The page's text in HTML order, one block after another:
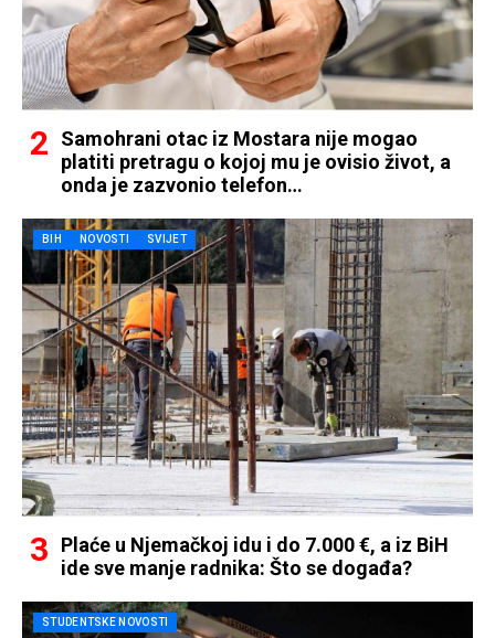
Samohrani otac iz Mostara nije mogao
platiti pretragu o kojoj mu je ovisio život, a
onda je zazvonio telefon…
BIH NOVOSTI SVIJET
Plaće u Njemačkoj idu i do 7.000 €, a iz BiH
ide sve manje radnika: Što se događa?
STUDENTSKE NOVOSTI